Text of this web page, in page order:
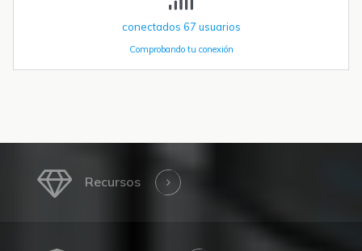
conectados 67 usuarios
Comprobando tu conexión
Recursos